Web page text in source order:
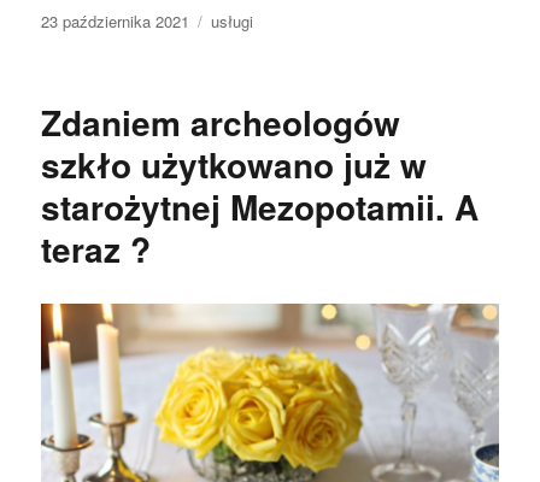
Data
23 października 2021 Kategorie
usługi
Zdaniem archeologów
szkło użytkowano już w
starożytnej Mezopotamii. A
teraz ?